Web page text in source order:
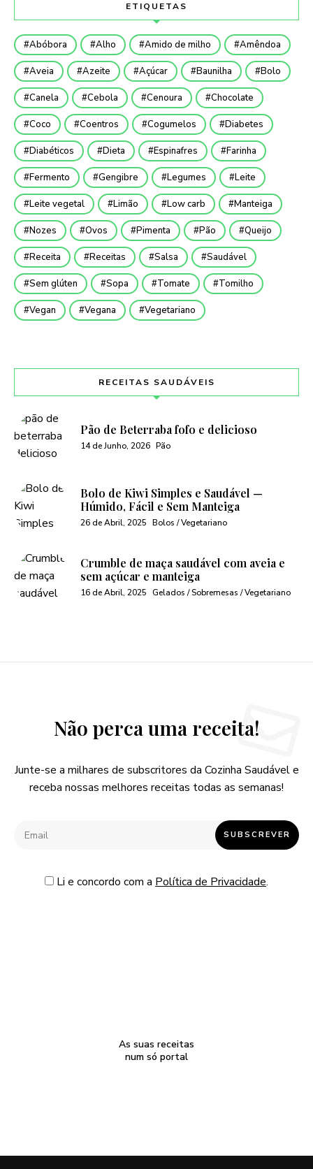
ETIQUETAS
Abóbora Alho Amido de milho Amêndoa
Aveia Azeite Açúcar Baunilha Bolo
Canela Cebola Cenoura Chocolate
Coco Coentros Cogumelos Diabetes
Diabéticos Dieta Espinafres Farinha
Fermento Gengibre Legumes Leite
Leite vegetal Limão Low carb Manteiga
Nozes Ovos Pimenta Pão Queijo
Receita Receitas Salsa Saudável
Sem glúten Sopa Tomate Tomilho
Vegan Vegana Vegetariano
RECEITAS SAUDÁVEIS
Pão de Beterraba fofo e delicioso
14 de Junho, 2026 Pão
Bolo de Kiwi Simples e Saudável —
Húmido, Fácil e Sem Manteiga
26 de Abril, 2025 Bolos / Vegetariano
Crumble de maça saudável com aveia e
sem açúcar e manteiga
16 de Abril, 2025 Gelados / Sobremesas / Vegetariano
Não perca uma receita!
Junte-se a milhares de subscritores da Cozinha Saudável e
receba nossas melhores receitas todas as semanas!
Li e concordo com a Política de Privacidade.
As suas receitas
num só portal